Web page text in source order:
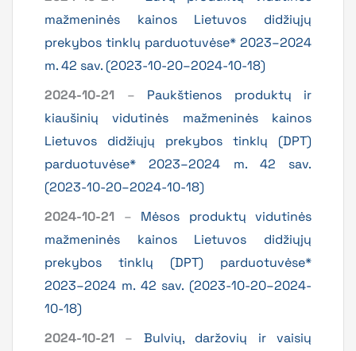
mažmeninės kainos Lietuvos didžiųjų
prekybos tinklų parduotuvėse* 2023–2024
m. 42 sav. (2023-10-20–2024-10-18)
2024-10-21 – Paukštienos produktų ir
kiaušinių vidutinės mažmeninės kainos
Lietuvos didžiųjų prekybos tinklų (DPT)
parduotuvėse* 2023–2024 m. 42 sav.
(2023-10-20–2024-10-18)
2024-10-21 – Mėsos produktų vidutinės
mažmeninės kainos Lietuvos didžiųjų
prekybos tinklų (DPT) parduotuvėse*
2023–2024 m. 42 sav. (2023-10-20–2024-
10-18)
2024-10-21 – Bulvių, daržovių ir vaisių